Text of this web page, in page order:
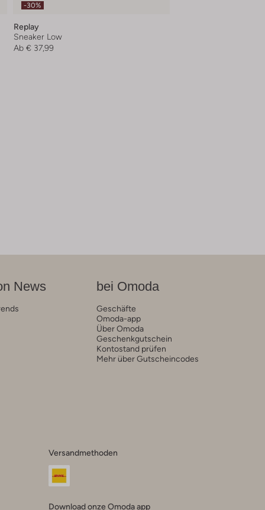
-30%
Replay
Sneaker Low
Ab € 37,99
News bei Omoda
Geschäfte
Omoda-app
Über Omoda
Geschenkgutschein
Kontostand prüfen
Mehr über Gutscheincodes
Versandmethoden
Download onze Omoda app